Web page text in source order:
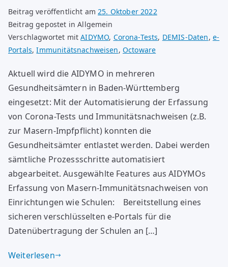
Beitrag veröffentlicht am25. Oktober 2022
Beitrag gepostet in Allgemein
Verschlagwortet mitAIDYMO, Corona-Tests, DEMIS-Daten, e-
Portals,Immunitätsnachweisen, Octoware
Aktuell wird die AIDYMO in mehreren
Gesundheitsämtern in Baden-Württemberg
eingesetzt: Mit der Automatisierung der Erfassung
von Corona-Tests und Immunitätsnachweisen (z.B.
zur Masern-Impfpflicht) konnten die
Gesundheitsämter entlastet werden. Dabei werden
sämtliche Prozessschritte automatisiert
abgearbeitet. Ausgewählte Features aus AIDYMOs
Erfassung von Masern-Immunitätsnachweisen von
Einrichtungen wie Schulen: Bereitstellung eines
sicheren verschlüsselten e-Portals für die
Datenübertragung der Schulen an […]
Weiterlesen